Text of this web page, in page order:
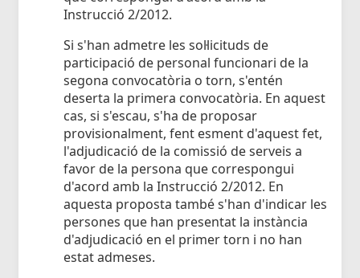
Instrucció 2/2012.
Si s'han admetre les sol·licituds de
participació de personal funcionari de la
segona convocatòria o torn, s'entén
deserta la primera convocatòria. En aquest
cas, si s'escau, s'ha de proposar
provisionalment, fent esment d'aquest fet,
l'adjudicació de la comissió de serveis a
favor de la persona que correspongui
d'acord amb la Instrucció 2/2012. En
aquesta proposta també s'han d'indicar les
persones que han presentat la instància
d'adjudicació en el primer torn i no han
estat admeses.